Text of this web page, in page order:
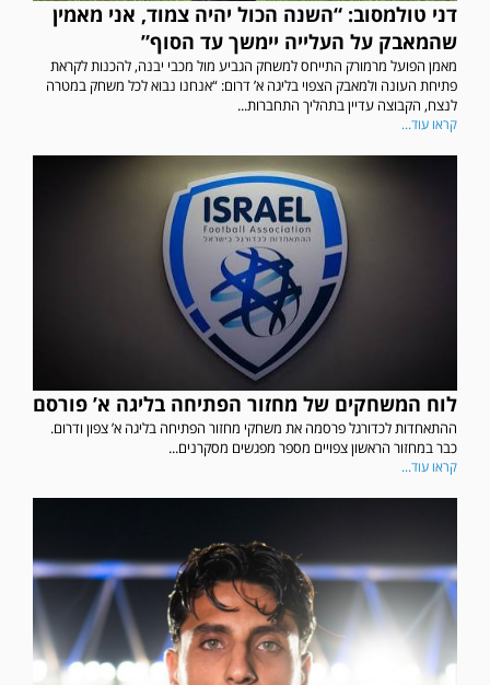
דני טולמסוב: “השנה הכול יהיה צמוד, אני מאמין
שהמאבק על העלייה יימשך עד הסוף”
מאמן הפועל מרמורק התייחס למשחק הגביע מול מכבי יבנה, להכנות לקראת
פתיחת העונה ולמאבק הצפוי בליגה א’ דרום: “אנחנו נבוא לכל משחק במטרה
לנצח, הקבוצה עדיין בתהליך התחברות...
קראו עוד...
לוח המשחקים של מחזור הפתיחה בליגה א’ פורסם
ההתאחדות לכדורגל פרסמה את משחקי מחזור הפתיחה בליגה א’ צפון ודרום.
כבר במחזור הראשון צפויים מספר מפגשים מסקרנים...
קראו עוד...